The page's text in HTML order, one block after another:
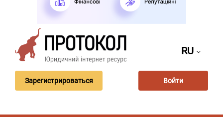
RU
Зарегистрироваться Войти